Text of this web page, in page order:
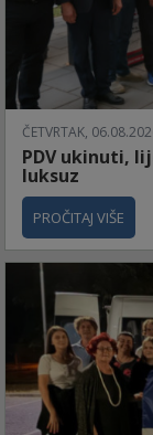
ČETVRTAK,
PDV ukinuti,
luksuz
PROČITAJ VIŠE